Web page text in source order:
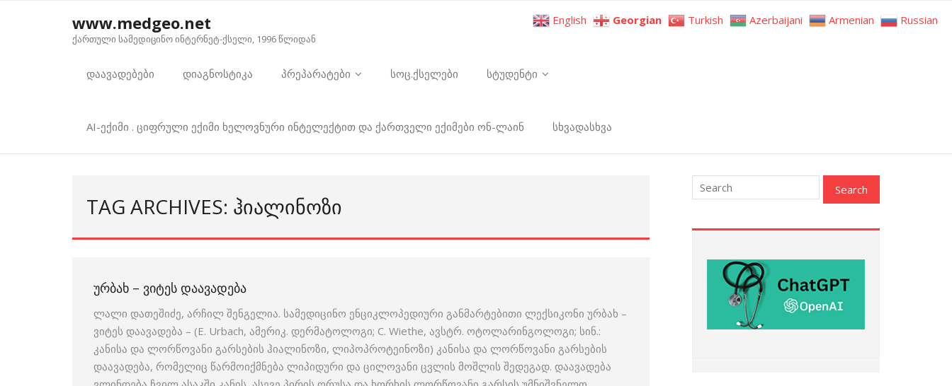
www.medgeo.net
ქართული სამედიცინო ინტერნეტ-ქსელი, 1996 წლიდან
დაავადებები დიაგნოსტიკა პრეპარატები სოც.ქსელები სტუდენტი
AI-ექიმი . ციფრული ექიმი ხელოვნური ინტელექტით და ქართველი ექიმები ონ-ლაინ სხვადასხვა
TAG ARCHIVES: ᲰᲘᲐᲚᲘᲜᲝᲖᲘ
ᲣᲠᲑᲐᲮ – ᲕᲘᲢᲔᲡ ᲓᲐᲐᲕᲐᲓᲔᲑᲐ
ლალი დათეშიძე, არჩილ შენგელია. სამედიცინო ენციკლოპედიური განმარტებითი ლექსიკონი ურბახ –
ვიტეს დაავადება – (E. Urbach, ამერიკ. დერმატოლოგი; C. Wiethe, ავსტრ. ოტოლარინგოლოგი; სინ.:
კანისა და ლორწოვანი გარსების ჰიალინოზი, ლიპოპროტეინოზი) კანისა და ლორწოვანი გარსების
დაავადება, რომელიც წარმოიქმნება ლიპიდური და ცილოვანი ცვლის მოშლის შედეგად. დაავადება
English Georgian Turkish Azerbaijani Armenian Russian